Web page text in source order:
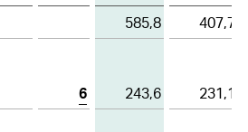
585,8
407,7
6 243,6
231,1